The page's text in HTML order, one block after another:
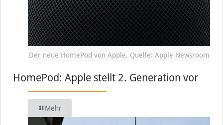
Der neue HomePod von Apple, Quelle: Apple Newsroom
HomePod: Apple stellt 2. Generation vor
Mehr